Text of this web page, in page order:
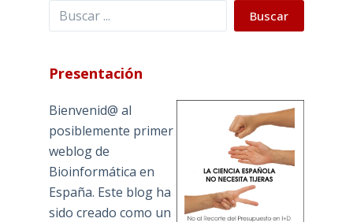
Buscar Buscar
Presentación
Bienvenid@ al
posiblemente primer
weblog de
Bioinformática en
España. Este blog ha
sido creado como un